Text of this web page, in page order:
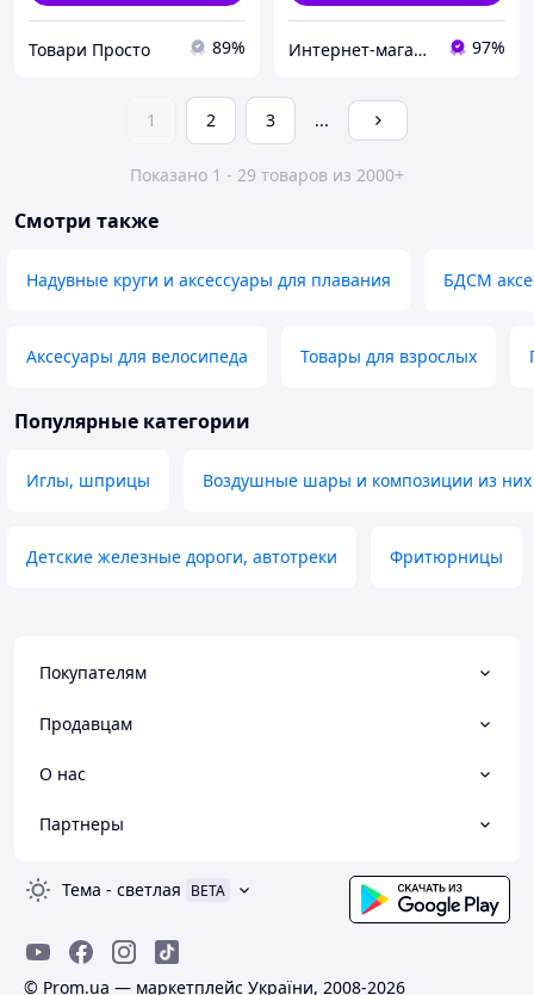
Товари Просто 89% Интернет-магазин торгового оборудования "Витрина Плюс" Хмельницкий 97%
1 2 3 ...
Показано 1 - 29 товаров из 2000+
Смотри также
Надувные круги и аксессуары для плавания БДСМ
Аксесуары для велосипеда Товары для взрослых
Популярные категории
Иглы, шприцы Воздушные шары и композиции из них
Детские железные дороги, автотреки Фритюрницы
Покупателям
Продавцам
О нас
Партнеры
Тема - светлая BETA
© Prom.ua — маркетплейс України, 2008-2026